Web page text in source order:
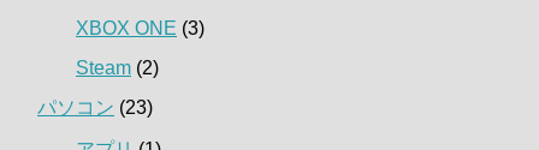
XBOX ONE (3)
Steam (2)
パソコン (23)